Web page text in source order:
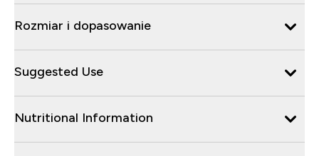
Rozmiar i dopasowanie
Suggested Use
Nutritional Information